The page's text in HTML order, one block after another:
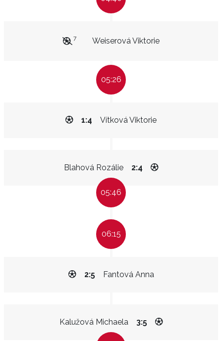
Weiserová Viktorie
7
05:26
Vítková Viktorie
1:4
Blahová Rozálie 2:4
05:46
06:15
Fantová Anna
2:5
Kalužová Michaela 3:5